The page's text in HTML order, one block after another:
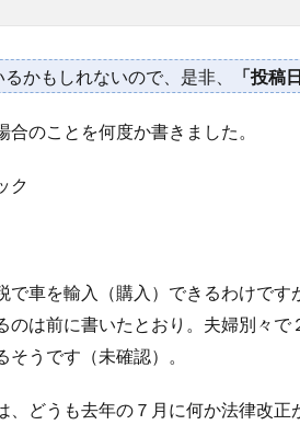
かもしれないので、是非、 「投稿
のことを何度か書きました。
で車を輸入（購入）できるわけです
のは前に書いたとおり。夫婦別々
うです（未確認）。
、どうも去年の７月に何か法律改正